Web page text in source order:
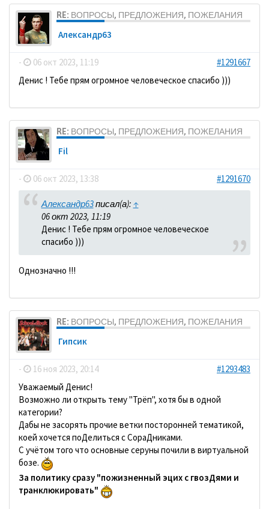
RE: ВОПРОСЫ, ПРЕДЛОЖЕНИЯ, ПОЖЕЛАНИЯ
Александр63
- 06 окт 2023, 11:19
#1291667
Денис ! Тебе прям огромное человеческое спасибо )))
RE: ВОПРОСЫ, ПРЕДЛОЖЕНИЯ, ПОЖЕЛАНИЯ
Fil
- 06 окт 2023, 13:38 #1291670
Александр63писал(а): ↑
06 окт 2023, 11:19
Денис ! Тебе прям огромное человеческое
спасибо )))
Однозначно !!!
RE: ВОПРОСЫ, ПРЕДЛОЖЕНИЯ, ПОЖЕЛАНИЯ
Гипсик
- 16 ноя 2023, 20:14
#1293483
Уважаемый Денис!
Возможно ли открыть тему "Трёп", хотя бы в одной
категории?
Дабы не засорять прочие ветки посторонней тематикой,
коей хочется поДелиться с СораДниками.
С учётом того что основные серуны почили в виртуальной
бозе.
За политику сразу "пожизненный эцих с гвозДями и
транклюкировать"